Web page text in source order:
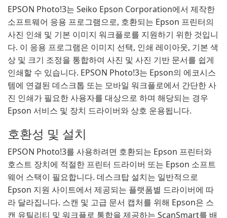
EPSON Photo!3는 Seiko Epson Corporation에서 제작한
소프트웨어 응용 프로그램으로, 호환되는 Epson 프린터의
사진 인쇄 및 기본 이미지 워크플로를 지원하기 위한 것입니
다. 이 응용 프로그램은 이미지 선택, 인쇄 레이아웃, 기본 색
상 및 크기 조정을 통합하여 사진 및 사진 기반 문서를 쉽게
인쇄할 수 있습니다. EPSON Photo!3는 Epson의 에코시스
템에 연결된 데스크톱 또는 모바일 워크플로에서 간단한 사
진 인쇄가 필요한 사용자를 대상으로 하며 해당되는 경우
Epson 서비스 및 장치 드라이버와 상호 운용됩니다.
호환성 및 설치
EPSON Photo!3를 사용하려면 호환되는 Epson 프린터와
호스트 장치에 적절한 프린터 드라이버 또는 Epson 소프트
웨어 스택이 필요합니다. 데스크탑 설치는 일반적으로
Epson 지원 사이트에서 제공되는 플랫폼별 드라이버에 따
라 달라집니다. 스캔 및 고급 문서 캡처를 위해 Epson은 스
캔 유틸리티 및 워크플로 통합을 제공하는 ScanSmart를 배